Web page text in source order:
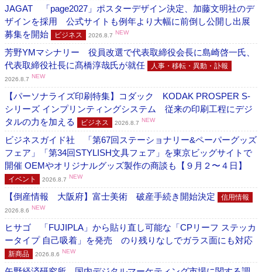
JAGAT 「page2027」ポスターデザイン決定、加藤文明社のデ
ザインを採用 公式サイトも例年より大幅に前倒し公開し出展
募集を開始
ビジネス 2026.8.7 NEW
芳野YMマシナリー 役員改選で代表取締役会長に島崎啓一氏、
代表取締役社長に髙橋淳哉氏が就任
人事・移転・異動・訃報
2026.8.7 NEW
【パーソナライズ印刷特集】コダック KODAK PROSPER S-
シリーズ インプリンティングシステム 従来の印刷工程にデジ
タルの力を加える
ビジネス 2026.8.7 NEW
ビジネスガイド社 「第67回ステーショナリー&ペーパーグッズ
フェア」「第34回STYLISH文具フェア」を東京ビッグサイトで
開催 OEMやオリジナルグッズ製作の商談も【９月２〜４日】
イベント 2026.8.7 NEW
【倒産情報 大阪府】富士美術 破産手続き開始決定 信用情報
2026.8.6 NEW
ヒサゴ 「FUJIPLA」から貼り直し可能な「CPリーフ ステッカ
ータイプ 自己吸着」を発売 のり残りなしでガラス面にも対応
新商品 2026.8.6 NEW